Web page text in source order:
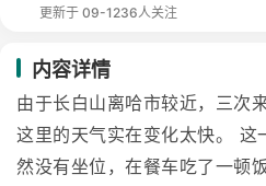
更新于 09-1236人关注
内容详情
由于长白山离哈市较近，三次
这里的天气实在变化太快。 这
然没有坐位，在餐车吃了一顿